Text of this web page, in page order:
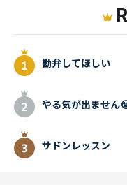
勘弁してほしい
やる気が出ません
サドンレッスン